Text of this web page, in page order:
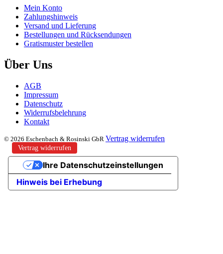
Mein Konto
Zahlungshinweis
Versand und Lieferung
Bestellungen und Rücksendungen
Gratismuster bestellen
Über Uns
AGB
Impressum
Datenschutz
Widerrufsbelehrung
Kontakt
© 2026 Eschenbach & Rosinski GbR Vertrag widerrufen
Vertrag widerrufen
Hinweis bei Erhebung
Ihre Datenschutzeinstellungen